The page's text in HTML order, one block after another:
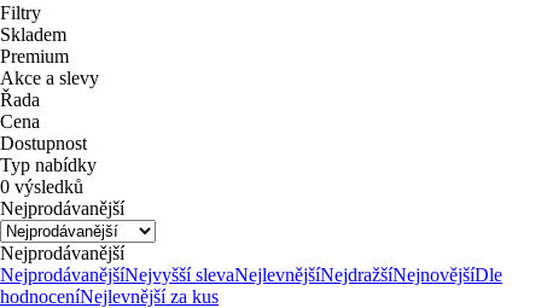
Filtry
Skladem
Premium
Akce a slevy
Řada
Cena
Dostupnost
Typ nabídky
0 výsledků
Nejprodávanější
Nejprodávanější
NejprodávanějšíNejvyšší slevaNejlevnějšíNejdražšíNejnovějšíDle
hodnoceníNejlevnější za kus